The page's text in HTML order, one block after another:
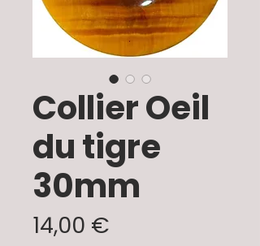
Collier Oeil
du tigre
30mm
14,00 €